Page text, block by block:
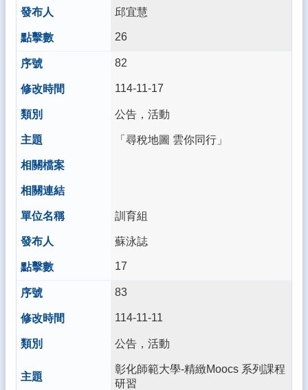
精
軟
導
專
區
登
入
理
南
午
餐
報
報
雲
縣
勤
邱宜慧
26
82
114-11-17
公告，活動
「尋稅地圖 雲你同行」
訓育組
蘇泳誌
17
83
114-11-11
公告，活動
彰化師範大學-精緻Moocs 系列課程
研習